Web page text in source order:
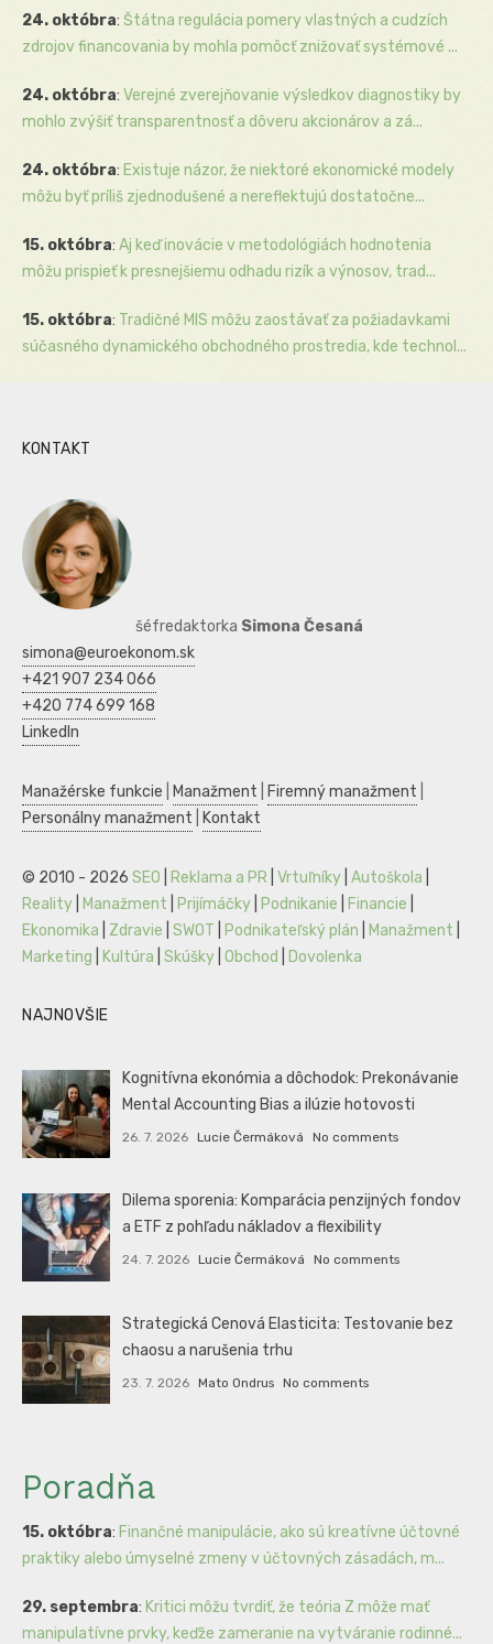
24. októbra: Štátna regulácia pomery vlastných a cudzích
zdrojov financovania by mohla pomôcť znižovať systémové ...
24. októbra: Verejné zverejňovanie výsledkov diagnostiky by
mohlo zvýšiť transparentnosť a dôveru akcionárov a zá...
24. októbra: Existuje názor, že niektoré ekonomické modely
môžu byť príliš zjednodušené a nereflektujú dostatočne...
15. októbra: Aj keď inovácie v metodológiách hodnotenia
môžu prispieť k presnejšiemu odhadu rizík a výnosov, trad...
15. októbra: Tradičné MIS môžu zaostávať za požiadavkami
súčasného dynamického obchodného prostredia, kde technol...
KONTAKT
šéfredaktorka Simona Česaná
simona@euroekonom.sk
+421 907 234 066
+420 774 699 168
LinkedIn
Manažérske funkcie Manažment Firemný manažment
Personálny manažment
Kontakt
© 2010 - 2026 SEO Reklama a PR Vrtuľníky Autoškola
Reality
Manažment Prijímáčky Podnikanie Financie
Ekonomika
Zdravie SWOT Podnikateľský plán Manažment
Marketing
Kultúra Skúšky Obchod Dovolenka
NAJNOVŠIE
Kognitívna ekonómia a dôchodok: Prekonávanie
Mental Accounting Bias a ilúzie hotovosti
26. 7. 2026 Lucie Čermáková No comments
Dilema sporenia: Komparácia penzijných fondov
a ETF z pohľadu nákladov a flexibility
24. 7. 2026 Lucie Čermáková No comments
Strategická Cenová Elasticita: Testovanie bez
chaosu a narušenia trhu
23. 7. 2026 Mato Ondrus No comments
Poradňa
15. októbra: Finančné manipulácie, ako sú kreatívne účtovné
praktiky alebo úmyselné zmeny v účtovných zásadách, m...
29. septembra: Kritici môžu tvrdiť, že teória Z môže mať
manipulatívne prvky, keďže zameranie na vytváranie rodinné...